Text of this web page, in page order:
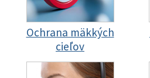
Ochrana mäkkých
cieľov